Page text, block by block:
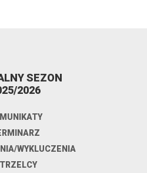
SEZON
2026
WYKLUCZENIA